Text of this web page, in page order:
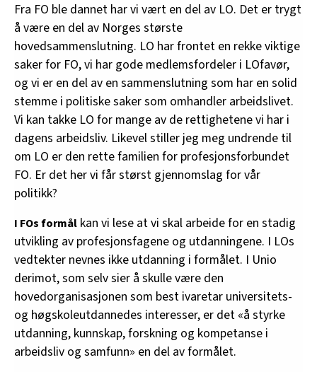
Fra FO ble dannet har vi vært en del av LO. Det er trygt
å være en del av Norges største
hovedsammenslutning. LO har frontet en rekke viktige
saker for FO, vi har gode medlemsfordeler i LOfavør,
og vi er en del av en sammenslutning som har en solid
stemme i politiske saker som omhandler arbeidslivet.
Vi kan takke LO for mange av de rettighetene vi har i
dagens arbeidsliv. Likevel stiller jeg meg undrende til
om LO er den rette familien for profesjonsforbundet
FO. Er det her vi får størst gjennomslag for vår
politikk?
I FOs formål kan vi lese at vi skal arbeide for en stadig
utvikling av profesjonsfagene og utdanningene. I LOs
vedtekter nevnes ikke utdanning i formålet. I Unio
derimot, som selv sier å skulle være den
hovedorganisasjonen som best ivaretar universitets-
og høgskoleutdannedes interesser, er det «å styrke
utdanning, kunnskap, forskning og kompetanse i
arbeidsliv og samfunn» en del av formålet.